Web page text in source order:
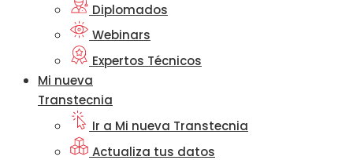
Diplomados
Webinars
Expertos Técnicos
Mi nueva
Transtecnia
Ir a Mi nueva Transtecnia
Actualiza tus datos